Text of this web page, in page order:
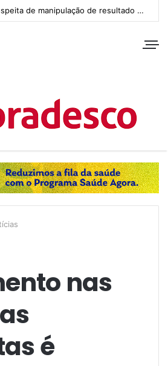
MPGO investiga suspeita de manipulação de resultado na Copa Goiás Sub-20
nas
é